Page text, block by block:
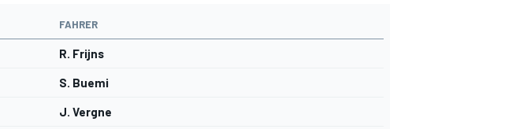
FAHRER
R. Frijns
S. Buemi
J. Vergne